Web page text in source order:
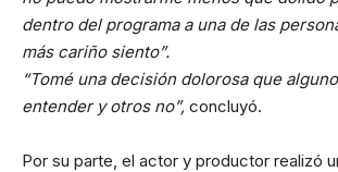
dentro del programa a una de las
más cariño siento”.
“Tomé una decisión dolorosa que
entender y otros no”, concluyó.
Por su parte, el actor y productor realizó